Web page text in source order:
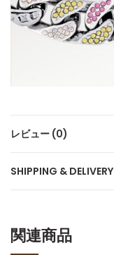
レビュー (0)
SHIPPING & DELIVERY
関連商品